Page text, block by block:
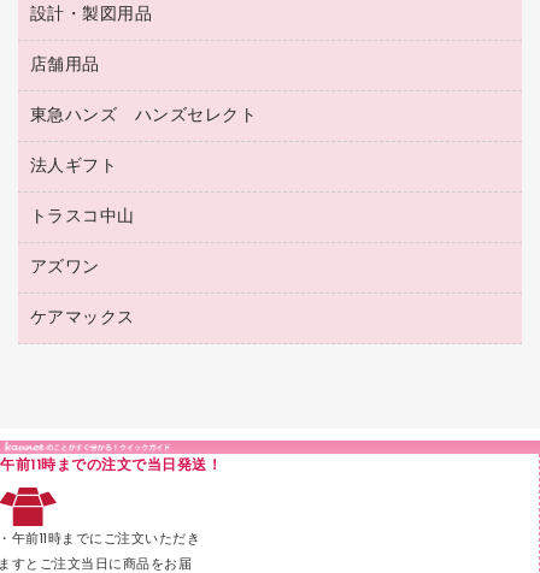
食品添加物製品
プレゼン用ファイル
ファイルボックス
パイプ式ファイル
その他ファイル
クリヤーホルダー
クリヤーブック（差替式）
クリヤーブック（固定式）
Ｚ式ファイル
２穴リフィル・２穴インデックス
マーキングペン（油性）
マーキングペン（水性）
ボールペン（油性）
ボールペン（ゲルインク）
シャープペンシル用替芯
備品／小物ケース
透明テープ 事務用
電話台
針なしステープラー
紙めくり
裁断機
印章用品
ラベル類
介護用品
医療関連用品
工事関連用品
屋外用品
設計・製図用品
設計・製図用品
店舗用品
店舗運営用品
陳列什器
紙手提げ袋
レジ・ポリ袋
ディスプレイ用品
カウンター／お会計用品
東急ハンズ ハンズセレクト
東急ハンズ
法人ギフト
高島屋
カウネットギフト
高島屋（食品・飲料）
カウネットギフト（食品・飲料）
トラスコ中山
建築・作業用品
アズワン
医療・介護用品（食品・飲料・食添製品）
ケアマックス
午前11時までの注文で当日発送！
午前11時までにご注文いただき
すとご注文当日に商品をお届